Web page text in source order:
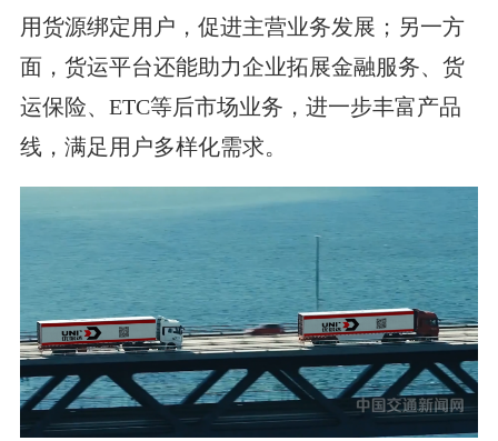
用货源绑定用户，促进主营业务发展；另一方
面，货运平台还能助力企业拓展金融服务、货
运保险、ETC等后市场业务，进一步丰富产品
线，满足用户多样化需求。